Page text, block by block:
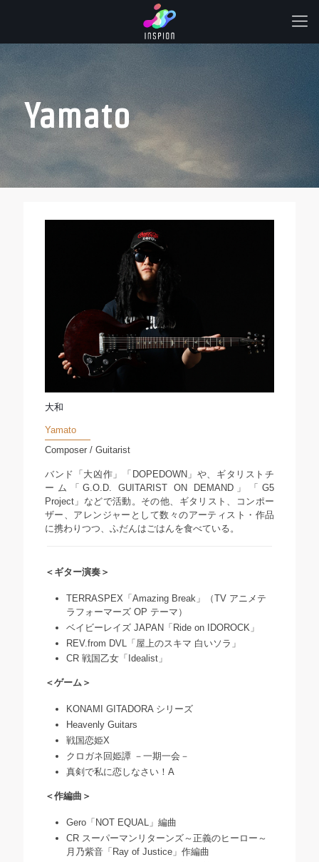
Yamato
大和
Yamato
Composer / Guitarist
バンド「大凶作」「DOPEDOWN」や、ギタリストチ
ーム「G.O.D. GUITARIST ON DEMAND」「G5
Project」などで活動。その他、ギタリスト、コンポー
ザー、アレンジャーとして数々のアーティスト・作品
に携わりつつ、ふだんはごはんを食べている。
＜ギター演奏＞
TERRASPEX「Amazing Break」（TV アニメテ
ラフォーマーズ OP テーマ）
ベイビーレイズ JAPAN「Ride on IDOROCK」
REV.from DVL「屋上のスキマ 白いソラ」
CR 戦国乙女「Idealist」
＜ゲーム＞
KONAMI GITADORA シリーズ
Heavenly Guitars
戦国恋姫X
クロガネ回姫譚 －一期一会－
真剣で私に恋しなさい！A
＜作編曲＞
Gero「NOT EQUAL」編曲
CR スーパーマンリターンズ～正義のヒーロー～
月乃紫音「Ray of Justice」作編曲